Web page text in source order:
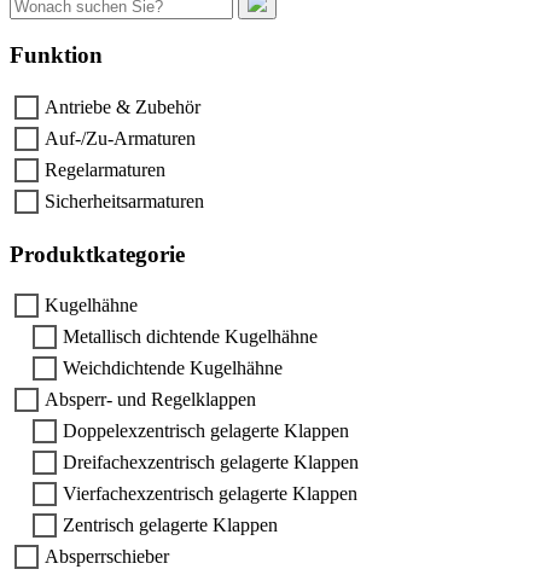
nach:
Funktion
Antriebe & Zubehör
Auf-/Zu-Armaturen
Regelarmaturen
Sicherheitsarmaturen
Produktkategorie
Kugelhähne
Metallisch dichtende Kugelhähne
Weichdichtende Kugelhähne
Absperr- und Regelklappen
Doppelexzentrisch gelagerte Klappen
Dreifachexzentrisch gelagerte Klappen
Vierfachexzentrisch gelagerte Klappen
Zentrisch gelagerte Klappen
Absperrschieber